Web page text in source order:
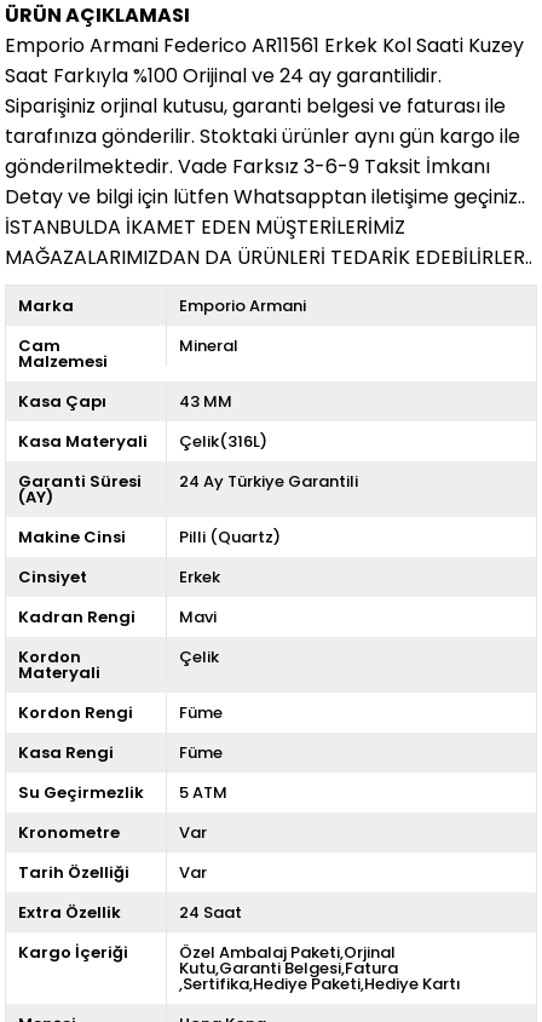
ÜRÜN AÇIKLAMASI
Emporio Armani Federico AR11561 Erkek Kol Saati Kuzey
Saat Farkıyla %100 Orijinal ve 24 ay garantilidir.
Siparişiniz orjinal kutusu, garanti belgesi ve faturası ile
tarafınıza gönderilir. Stoktaki ürünler aynı gün kargo ile
gönderilmektedir. Vade Farksız 3-6-9 Taksit İmkanı
Detay ve bilgi için lütfen Whatsapptan iletişime geçiniz..
İSTANBULDA İKAMET EDEN MÜŞTERİLERİMİZ
MAĞAZALARIMIZDAN DA ÜRÜNLERİ TEDARİK EDEBİLİRLER..
Marka
Emporio Armani
Cam
Malzemesi
Mineral
Kasa Çapı
43 MM
Kasa Materyali
Çelik(316L)
Garanti Süresi
(AY)
24 Ay Türkiye Garantili
Makine Cinsi
Pilli (Quartz)
Cinsiyet
Erkek
Kadran Rengi
Mavi
Kordon
Materyali
Çelik
Kordon Rengi
Füme
Kasa Rengi
Füme
Su Geçirmezlik
5 ATM
Kronometre
Var
Tarih Özelliği
Var
Extra Özellik
24 Saat
Kargo İçeriği
Özel Ambalaj Paketi,Orjinal
Kutu,Garanti Belgesi,Fatura
,Sertifika,Hediye Paketi,Hediye Kartı